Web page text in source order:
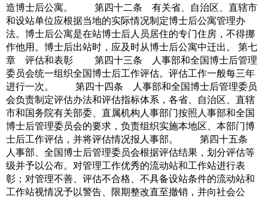
造博士后公寓。 第四十二条 有关省、自治区、直辖市
和设站单位应根据当地的实际情况制定博士后公寓管理办
法。博士后公寓是在站博士后人员居住的专门住房，不得挪
作他用。博士后出站时，应及时从博士后公寓中迁出。 第七
章 评估和表彰 第四十三条 人事部和全国博士后管理
委员会统一组织全国博士后工作评估。评估工作一般每三年
进行一次。 第四十四条 人事部和全国博士后管理委员
会负责制定评估办法和评估指标体系，各省、自治区、直辖
市和国务院有关部委、直属机构人事部门按照人事部和全国
博士后管理委员会的要求，负责组织实施本地区、本部门博
士后工作评估，并将评估情况报人事部。 第四十五条
人事部、全国博士后管理委员会根据评估结果，划分评估等
级并予以公布。对管理工作优秀的流动站和工作站进行表
彰；对管理不善、评估不合格、不具备设站条件的流动站和
工作站视情况予以警告、限期整改直至撤销，并向社会公